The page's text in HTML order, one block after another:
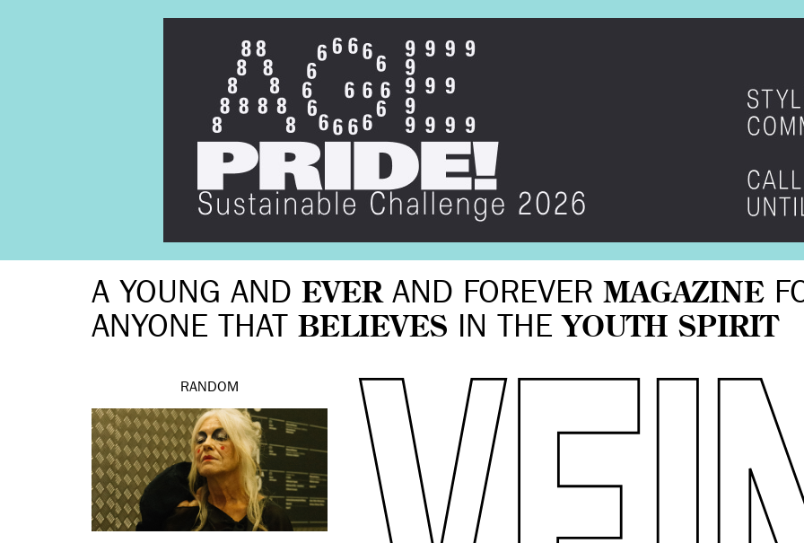
A YOUNG AND EVERAND FOREVER MAGAZINE
ANYONE THAT BELIEVES IN THE YOUTH SPIRIT
RANDOM